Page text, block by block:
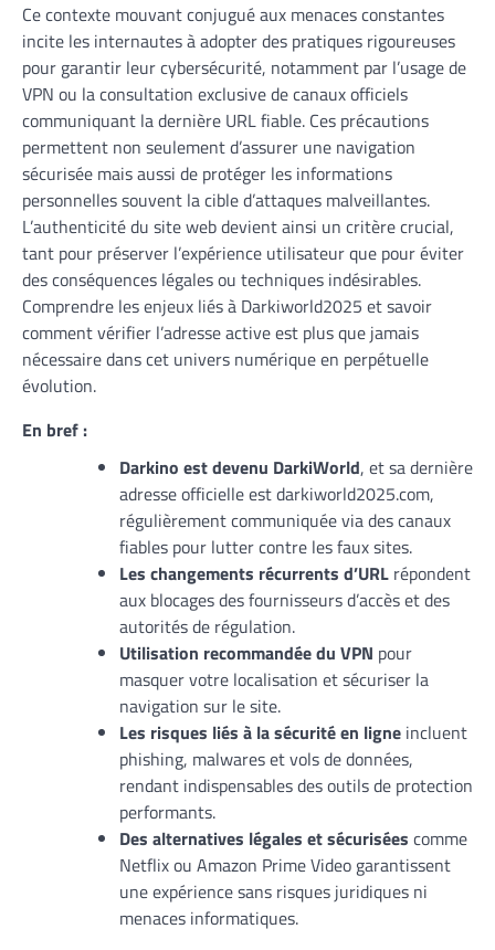
Ce contexte mouvant conjugué aux menaces constantes
incite les internautes à adopter des pratiques rigoureuses
pour garantir leur cybersécurité, notamment par l’usage de
VPN ou la consultation exclusive de canaux officiels
communiquant la dernière URL fiable. Ces précautions
permettent non seulement d’assurer une navigation
sécurisée mais aussi de protéger les informations
personnelles souvent la cible d’attaques malveillantes.
L’authenticité du site web devient ainsi un critère crucial,
tant pour préserver l’expérience utilisateur que pour éviter
des conséquences légales ou techniques indésirables.
Comprendre les enjeux liés à Darkiworld2025 et savoir
comment vérifier l’adresse active est plus que jamais
nécessaire dans cet univers numérique en perpétuelle
évolution.
En bref :
Darkino est devenu DarkiWorld, et sa dernière
adresse officielle est darkiworld2025.com,
régulièrement communiquée via des canaux
fiables pour lutter contre les faux sites.
Les changements récurrents d’URL répondent
aux blocages des fournisseurs d’accès et des
autorités de régulation.
Utilisation recommandée du VPN pour
masquer votre localisation et sécuriser la
navigation sur le site.
Les risques liés à la sécurité en ligne incluent
phishing, malwares et vols de données,
rendant indispensables des outils de protection
performants.
Des alternatives légales et sécurisées comme
Netflix ou Amazon Prime Video garantissent
une expérience sans risques juridiques ni
menaces informatiques.